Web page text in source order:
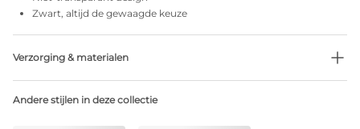
Zwart, altijd de gewaagde keuze
Verzorging & materialen
Geen professionele reiniging
Andere stijlen in deze collectie